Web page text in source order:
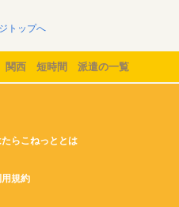
トップへ
西 短時間 派遣の一覧
らこねっととは
規約